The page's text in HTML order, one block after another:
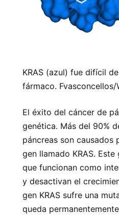
KRAS (azul) fue difícil
fármaco.
El éxito del cáncer de
genética. Más del 90%
páncreas son causados
gen llamado KRAS.
que funcionan como
y desactivan el
gen KRAS sufre una
queda